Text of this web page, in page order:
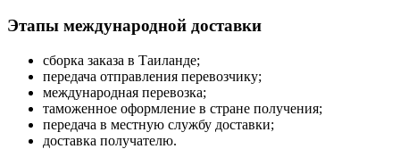
Этапы международной доставки
сборка заказа в Таиланде;
передача отправления перевозчику;
международная перевозка;
таможенное оформление в стране получения;
передача в местную службу доставки;
доставка получателю.